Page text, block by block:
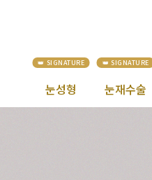
눈성형 눈재수술